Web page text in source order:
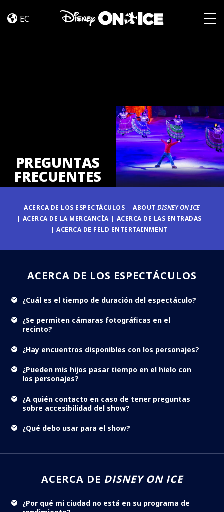
FRECUENTES
EC
PREGUNTAS
FRECUENTES
ACERCA DE LOS ESPECTÁCULOS ABOUTDISNEY ON ICE
ACERCA DE LA MERCANCÍA
ACERCA DE LAS ENTRADAS
ACERCA DE FELD ENTERTAINMENT
ACERCA DE LOS ESPECTÁCULOS
¿Cuál es el tiempo de duración del espectáculo?
¿Se permiten cámaras fotográficas en el
recinto?
¿Hay encuentros disponibles con los personajes?
¿Pueden mis hijos pasar tiempo en el hielo con
los personajes?
¿A quién contacto en caso de tener preguntas
sobre accesibilidad del show?
¿Qué debo usar para el show?
ACERCA DE DISNEY ON ICE
¿Por qué mi ciudad no está en su programa de